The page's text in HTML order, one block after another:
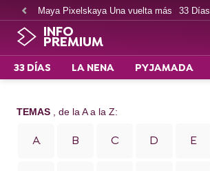
Maya Pixelskaya Una vuelta más 33 Días
INFO
PREMIUM
33 DÍAS LA NENA PYJAMADA
TEMAS , de la A a la Z:
A B C D E